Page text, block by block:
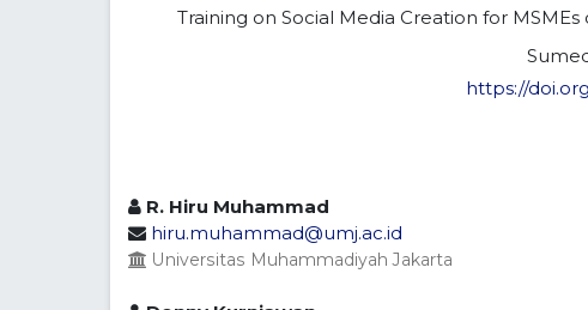
Training on Social Media Creation for
https://
R. Hiru Muhammad
hiru.muhammad@umj.ac.id
Universitas Muhammadiyah Jakarta